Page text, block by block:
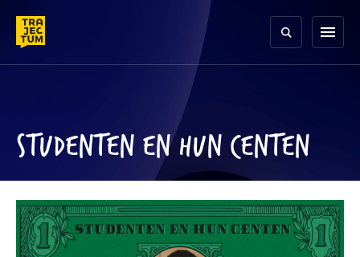
content
menu
STUDENTEN EN HUN CENTEN